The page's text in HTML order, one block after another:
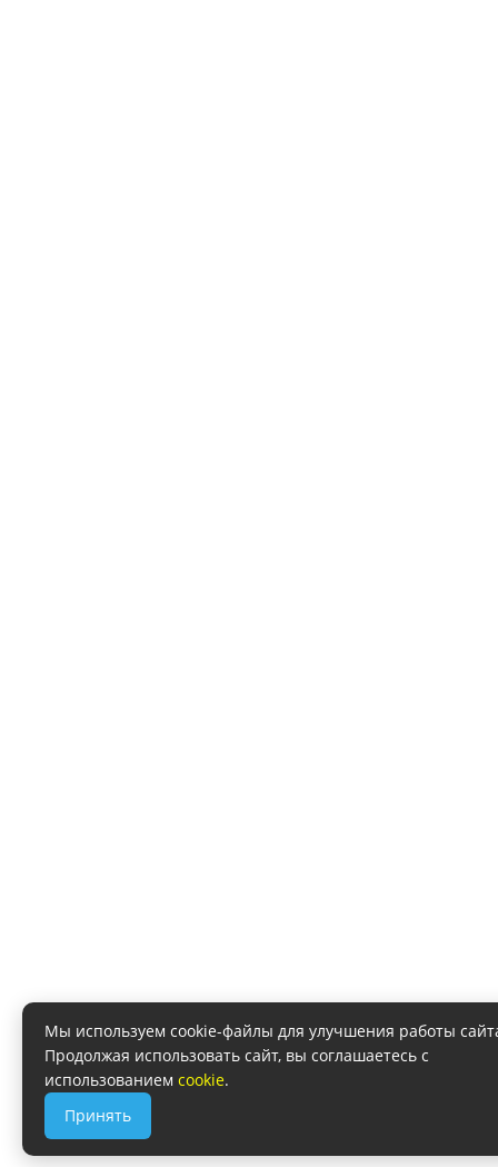
Мы используем cookie-файлы для улучшения работы
Продолжая использовать сайт, вы соглашаетесь с
использованием cookie.
Принять